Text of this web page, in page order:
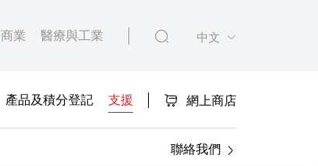
商業 醫療與工業 中文
產品及積分登記 支援 網上商店
聯絡我們